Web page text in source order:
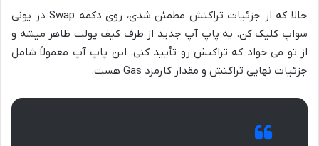
حالا که از جزئیات تراکنش مطمئن شدی، روی دکمه Swap در یونی
سواپ کلیک کن. یه پاپ آپ جدید از طرف کیف پولت ظاهر میشه و
از تو می خواد که تراکنش رو تأیید کنی. این پاپ آپ معمولاً شامل
جزئیات نهایی تراکنش و مقدار کارمزد Gas هست.